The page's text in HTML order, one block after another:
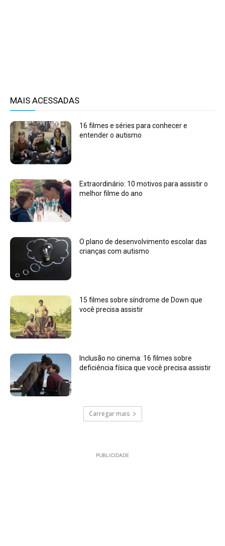
MAIS ACESSADAS
16 filmes e séries para conhecer e
entender o autismo
Extraordinário: 10 motivos para assistir o
melhor filme do ano
O plano de desenvolvimento escolar das
crianças com autismo
15 filmes sobre síndrome de Down que
você precisa assistir
Inclusão no cinema: 16 filmes sobre
deficiência física que você precisa assistir
Carregar mais
PUBLICIDADE